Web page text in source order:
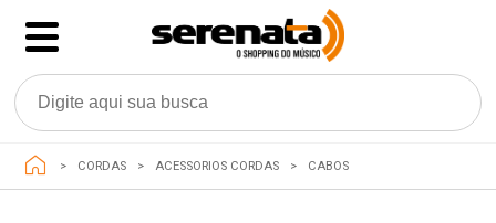
CORDAS ACESSORIOS CORDAS CABOS